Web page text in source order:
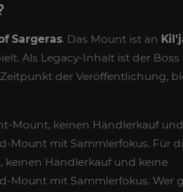
Sargeras. Das Mount ist an
Als Legacy-Inhalt ist der Boss
der Veröffentlichung,
Mount, keinen Händlerkauf
Mount mit Sammlerfokus. Für
keinen Händlerkauf und keine
Mount mit Sammlerfokus. Wer